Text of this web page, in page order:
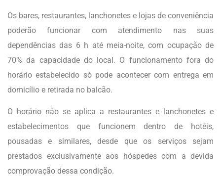
Os bares, restaurantes, lanchonetes e lojas de conveniência
poderão funcionar com atendimento nas suas
dependências das 6 h até meia-noite, com ocupação de
70% da capacidade do local. O funcionamento fora do
horário estabelecido só pode acontecer com entrega em
domicílio e retirada no balcão.
O horário não se aplica a restaurantes e lanchonetes e
estabelecimentos que funcionem dentro de hotéis,
pousadas e similares, desde que os serviços sejam
prestados exclusivamente aos hóspedes com a devida
comprovação dessa condição.